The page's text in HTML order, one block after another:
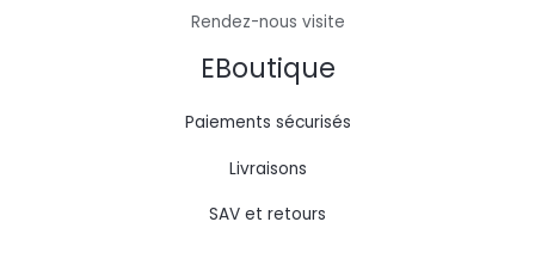
Rendez-nous visite
EBoutique
Paiements sécurisés
Livraisons
SAV et retours